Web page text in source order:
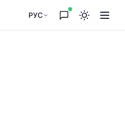
РУС